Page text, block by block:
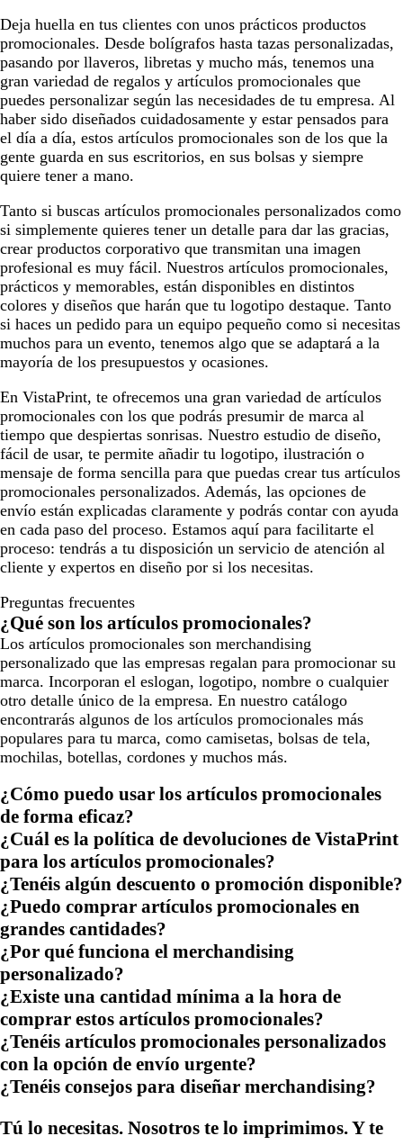
Deja huella en tus clientes con unos prácticos productos
promocionales. Desde bolígrafos hasta tazas personalizadas,
pasando por llaveros, libretas y mucho más, tenemos una
gran variedad de regalos y artículos promocionales que
puedes personalizar según las necesidades de tu empresa. Al
haber sido diseñados cuidadosamente y estar pensados para
el día a día, estos artículos promocionales son de los que la
gente guarda en sus escritorios, en sus bolsas y siempre
quiere tener a mano.
Tanto si buscas artículos promocionales personalizados como
si simplemente quieres tener un detalle para dar las gracias,
crear productos corporativo que transmitan una imagen
profesional es muy fácil. Nuestros artículos promocionales,
prácticos y memorables, están disponibles en distintos
colores y diseños que harán que tu logotipo destaque. Tanto
si haces un pedido para un equipo pequeño como si necesitas
muchos para un evento, tenemos algo que se adaptará a la
mayoría de los presupuestos y ocasiones.
En VistaPrint, te ofrecemos una gran variedad de artículos
promocionales con los que podrás presumir de marca al
tiempo que despiertas sonrisas. Nuestro estudio de diseño,
fácil de usar, te permite añadir tu logotipo, ilustración o
mensaje de forma sencilla para que puedas crear tus artículos
promocionales personalizados. Además, las opciones de
envío están explicadas claramente y podrás contar con ayuda
en cada paso del proceso. Estamos aquí para facilitarte el
proceso: tendrás a tu disposición un servicio de atención al
cliente y expertos en diseño por si los necesitas.
Preguntas frecuentes
¿Qué son los artículos promocionales?
Los artículos promocionales son merchandising
personalizado que las empresas regalan para promocionar su
marca. Incorporan el eslogan, logotipo, nombre o cualquier
otro detalle único de la empresa. En nuestro catálogo
encontrarás algunos de los artículos promocionales más
populares para tu marca, como camisetas, bolsas de tela,
mochilas, botellas, cordones y muchos más.
¿Cómo puedo usar los artículos promocionales
de forma eficaz?
¿Cuál es la política de devoluciones de VistaPrint
para los artículos promocionales?
¿Tenéis algún descuento o promoción disponible?
¿Puedo comprar artículos promocionales en
grandes cantidades?
¿Por qué funciona el merchandising
personalizado?
¿Existe una cantidad mínima a la hora de
comprar estos artículos promocionales?
¿Tenéis artículos promocionales personalizados
con la opción de envío urgente?
¿Tenéis consejos para diseñar merchandising?
Tú lo necesitas. Nosotros te lo imprimimos. Y te